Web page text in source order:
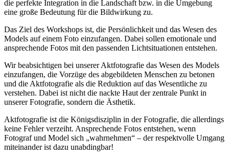
die perfekte Integration in die Landschaft bzw. in die Umgebung
eine große Bedeutung für die Bildwirkung zu.
Das Ziel des Workshops ist, die Persönlichkeit und das Wesen des
Models auf einem Foto einzufangen. Dabei sollen emotionale und
ansprechende Fotos mit den passenden Lichtsituationen entstehen.
Wir beabsichtigen bei unserer Aktfotografie das Wesen des Models
einzufangen, die Vorzüge des abgebildeten Menschen zu betonen
und die Aktfotografie als die Reduktion auf das Wesentliche zu
verstehen. Dabei ist nicht die nackte Haut der zentrale Punkt in
unserer Fotografie, sondern die Ästhetik.
Aktfotografie ist die Königsdisziplin in der Fotografie, die allerdings
keine Fehler verzeiht. Ansprechende Fotos entstehen, wenn
Fotograf und Model sich „wahrnehmen“ – der respektvolle Umgang
miteinander ist dazu unabdingbar!